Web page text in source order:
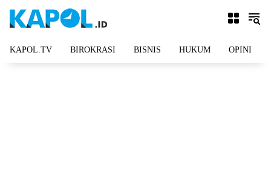
KAPOL.TV BIROKRASI BISNIS HUKUM OPINI